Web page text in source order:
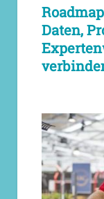
Daten,